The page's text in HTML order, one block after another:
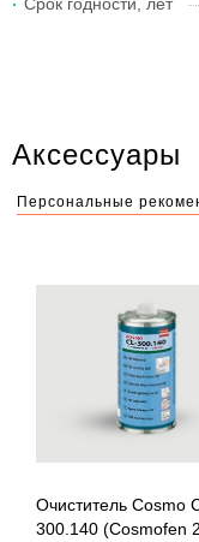
Аксессуары
Персональные
Очиститель Cosmo
300.140 (Cosmofen